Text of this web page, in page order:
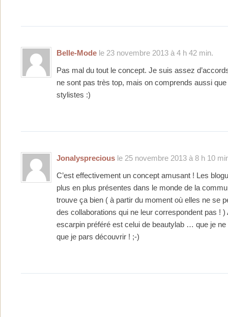
Belle-Mode le 23 novembre 2013 à 4 h 42 min.
Pas mal du tout le concept. Je suis assez
ne sont pas très top, mais on comprends aussi
stylistes :)
Jonalysprecious le 25 novembre 2013 à 8 h 10
C’est effectivement un concept amusant ! Les
plus en plus présentes dans le monde de la
trouve ça bien ( à partir du moment où elles ne se
des collaborations qui ne leur correspondent pas ! )
escarpin préféré est celui de beautylab … que je
que je pars découvrir ! ;-)